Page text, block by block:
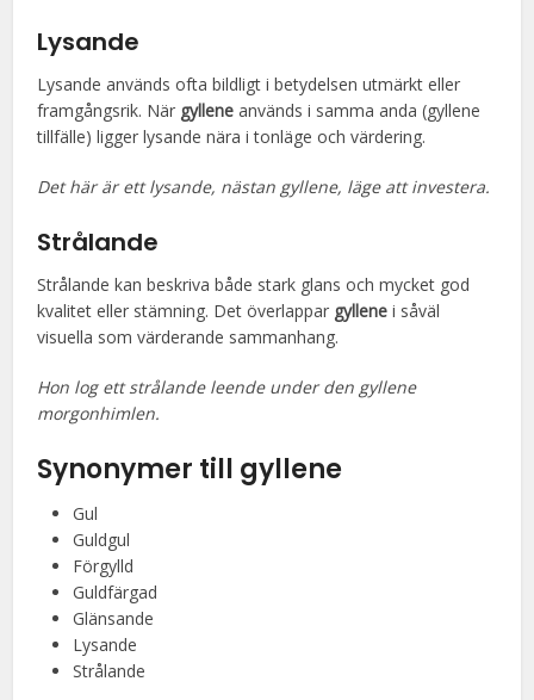
Lysande
Lysande används ofta bildligt i betydelsen utmärkt eller
framgångsrik. När gyllene används i samma anda (gyllene
tillfälle) ligger lysande nära i tonläge och värdering.
Det här är ett lysande, nästan gyllene, läge att investera.
Strålande
Strålande kan beskriva både stark glans och mycket god
kvalitet eller stämning. Det överlappar gyllene i såväl
visuella som värderande sammanhang.
Hon log ett strålande leende under den gyllene
morgonhimlen.
Synonymer till gyllene
Gul
Guldgul
Förgylld
Guldfärgad
Glänsande
Lysande
Strålande